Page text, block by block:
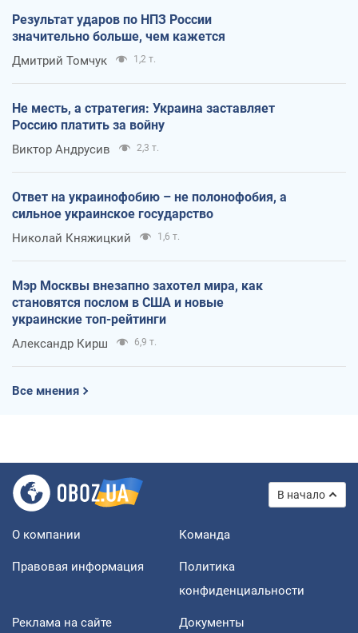
Результат ударов по НПЗ России
значительно больше, чем кажется
Дмитрий Томчук 1,2 т.
Не месть, а стратегия: Украина заставляет
Россию платить за войну
Виктор Андрусив 2,3 т.
Ответ на украинофобию – не полонофобия, а
сильное украинское государство
Николай Княжицкий 1,6 т.
Мэр Москвы внезапно захотел мира, как
становятся послом в США и новые
украинские топ-рейтинги
Александр Кирш 6,9 т.
Все мнения
В начало
О компании Команда
Правовая информация
Политика
конфиденциальности
Реклама на сайте Документы